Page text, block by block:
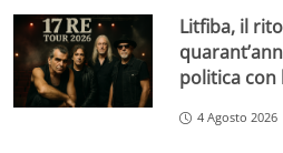
Litfiba, il
politica con
4 Agosto 2026